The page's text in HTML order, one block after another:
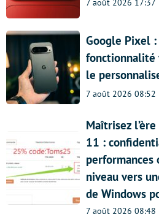
7 août 2026 17:37
Google Pixel
fonctionnalité
le
7 août 2026 08:52
Maîtrisez
11 :
performances
niveau vers
de Windows
7 août 2026 08:48